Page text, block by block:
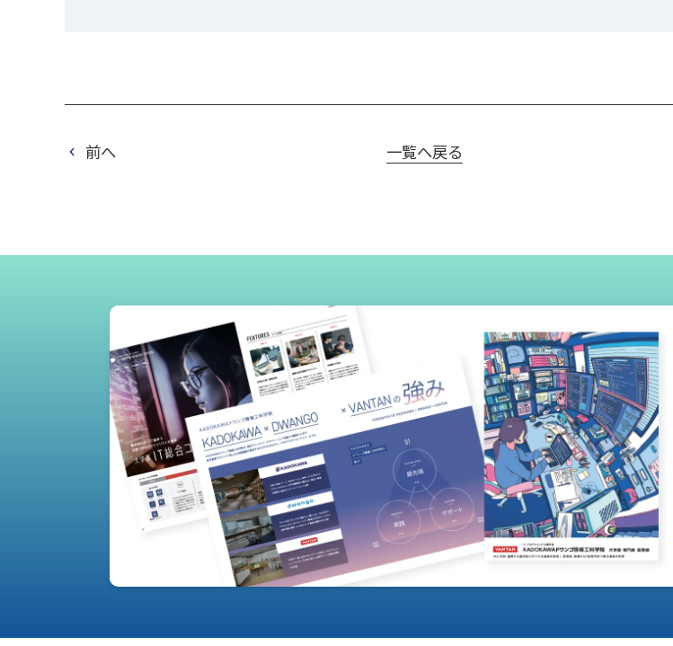
前へ 一覧へ戻る